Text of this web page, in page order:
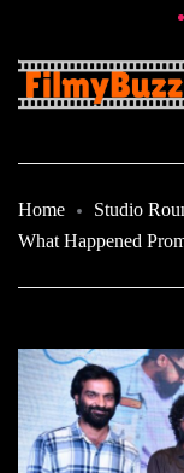
Home
Studio
What Happened